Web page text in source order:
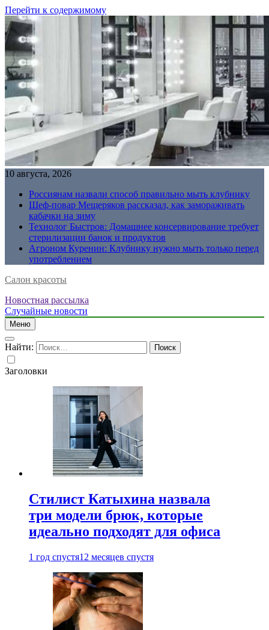
Перейти к содержимому
10 августа, 2026
Россиянам назвали способ правильно мыть клубнику
Шеф-повар Мещеряков рассказал, как замораживать
кабачки на зиму
Технолог Быстров: Домашнее консервирование требует
стерилизации банок и продуктов
Агроном Куренин: Клубнику нужно мыть только перед
употреблением
Салон красоты
Новостная рассылка
Случайные новости
Меню
Найти:
Заголовки
Стилист Катыхина назвала
три модели брюк, которые
идеально подходят для офиса
1 год спустя12 месяцев спустя